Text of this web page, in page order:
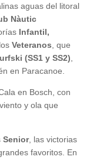
aguas del litoral
Nàutic
Infantil,
Veteranos , que
(SS1 y SS2)
en Paracanoe.
en Bosch, con
y ola que
Senior, las victorias
favoritos. En